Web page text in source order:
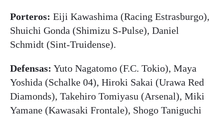
Porteros: Eiji Kawashima (Racing Estrasburgo),
Shuichi Gonda (Shimizu S-Pulse), Daniel
Schmidt (Sint-Truidense).
Defensas: Yuto Nagatomo (F.C. Tokio), Maya
Yoshida (Schalke 04), Hiroki Sakai (Urawa Red
Diamonds), Takehiro Tomiyasu (Arsenal), Miki
Yamane (Kawasaki Frontale), Shogo Taniguchi